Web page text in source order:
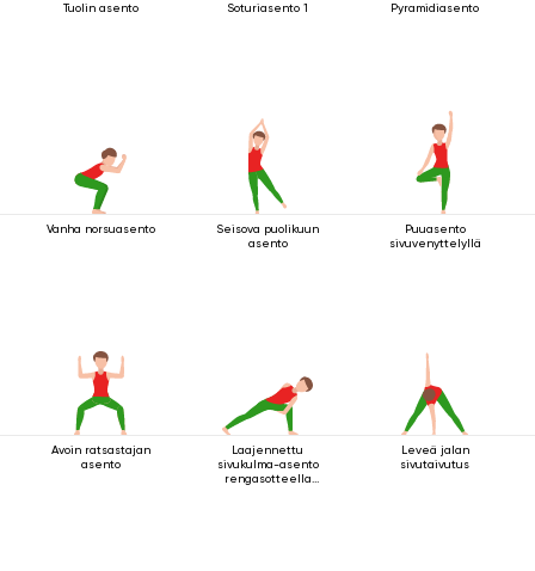
Tuolin asento Soturiasento 1 Pyramidiasento
Vanha norsuasento
Seisova puolikuun
asento
Puuasento
sivuvenyttelyllä
Avoin ratsastajan
asento
Laajennettu
sivukulma-asento
rengasotteella
Leveä jalan
sivutaivutus